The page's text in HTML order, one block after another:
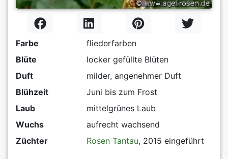
Farbe
fliederfarben
Blüte
locker gefüllte Blüten
Duft
milder, angenehmer Duft
Blühzeit
Juni bis zum Frost
Laub
mittelgrünes Laub
Wuchs
aufrecht wachsend
Züchter
Rosen Tantau, 2015 eingeführt